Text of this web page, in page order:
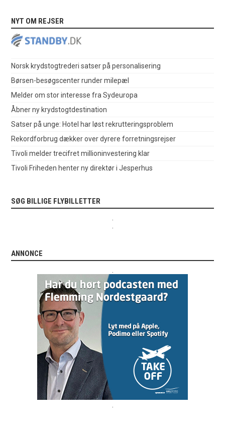
NYT OM REJSER
Norsk krydstogtrederi satser på personalisering
Børsen-besøgscenter runder milepæl
Melder om stor interesse fra Sydeuropa
Åbner ny krydstogtdestination
Satser på unge: Hotel har løst rekrutteringsproblem
Rekordforbrug dækker over dyrere forretningsrejser
Tivoli melder trecifret millioninvestering klar
Tivoli Friheden henter ny direktør i Jesperhus
SØG BILLIGE FLYBILLETTER
ANNONCE